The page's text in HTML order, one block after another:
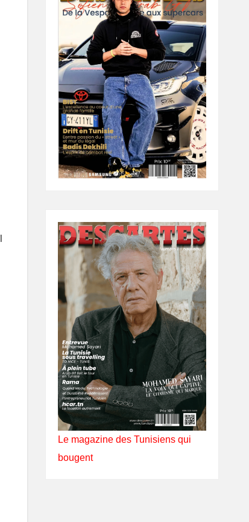
Le magazine des Tunisiens qui
bougent